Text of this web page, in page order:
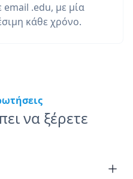
.edu, με μία
κάθε χρόνο.
να ξέρετε